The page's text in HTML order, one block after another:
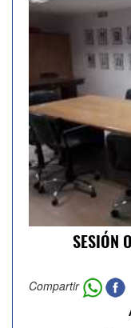
SESIÓN
Compartir